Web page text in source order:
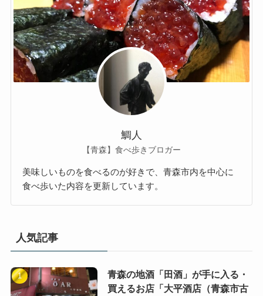
鯛人
【青森】食べ歩きブロガー
美味しいものを食べるのが好きで、青森市内を中心に
食べ歩いた内容を更新しています。
人気記事
青森の地酒「田酒」が手に入る・
買えるお店「大平酒店（青森市古